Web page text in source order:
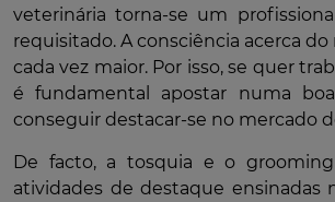
veterinária torna-se um
requisitado. A consciência acerca
cada vez maior. Por isso, se quer
é fundamental apostar numa
conseguir destacar-se no mercado
De facto, a tosquia e o
atividades de destaque ensinadas